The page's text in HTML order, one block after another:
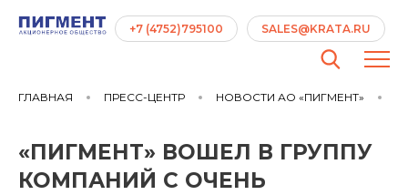
ГЛАВНАЯ ПРЕСС-ЦЕНТР НОВОСТИ АО «ПИГМЕНТ»
«ПИГМЕНТ» ВОШЕЛ В ГРУППУ
КОМПАНИЙ С ОЧЕНЬ